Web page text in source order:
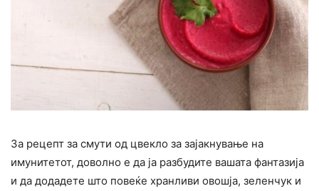
За рецепт за смути од цвекло за зајакнување на
имунитетот, доволно е да ја разбудите вашата фантазија
и да додадете што повеќе хранливи овошја, зеленчук и